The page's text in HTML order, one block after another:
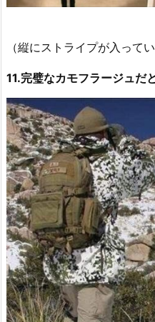
（縦にストライプが入って
11.完璧なカモフラージュだ